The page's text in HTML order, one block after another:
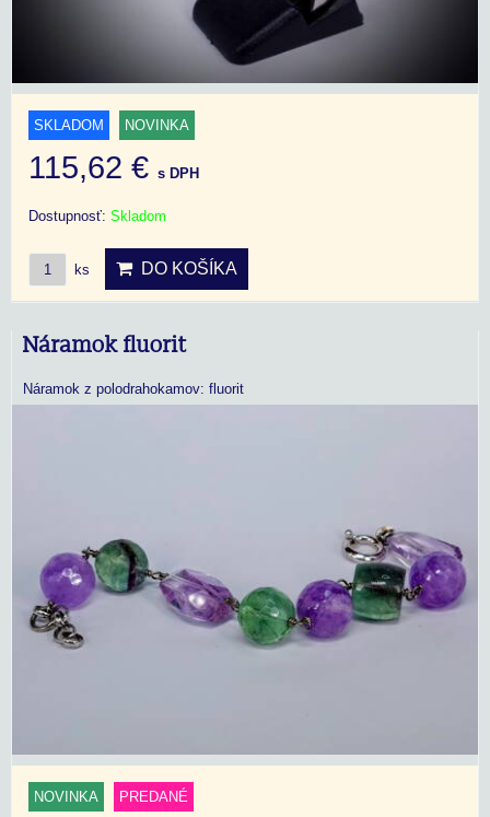
SKLADOM NOVINKA
115,62 € s DPH
Dostupnosť: Skladom
ks DO KOŠÍKA
Náramok fluorit
Náramok z polodrahokamov: fluorit
NOVINKA PREDANÉ